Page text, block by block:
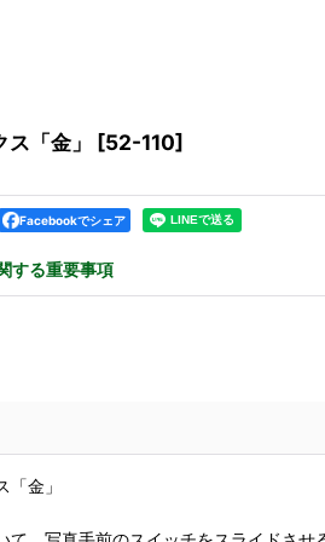
「金」 [52-110]
Facebookでシェア
する重要事項
「金」